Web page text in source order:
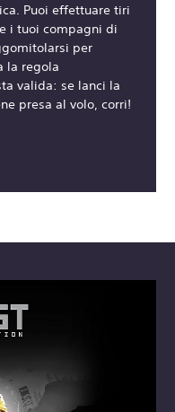
Puoi effettuare tiri
i tuoi compagni di
per
la regola
valida: se lanci la
presa al volo, corri!